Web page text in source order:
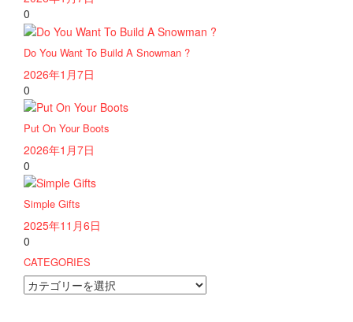
0
Do You Want To Build A Snowman ?
2026年1月7日
0
Put On Your Boots
2026年1月7日
0
Simple Gifts
2025年11月6日
0
CATEGORIES
CATEGORIES